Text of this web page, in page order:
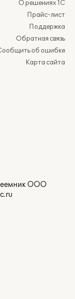
О решениях 1С
Прайс-лист
Поддержка
Обратная связь
об ошибке
Карта сайта
ООО